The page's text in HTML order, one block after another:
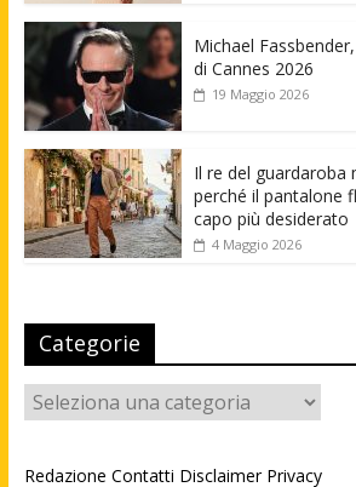
Michael
di Cannes 2026
19 Maggio 2026
Il re del guardaroba
perché il pantalone
capo più desiderato
4 Maggio 2026
Categorie
Categorie
Redazione Contatti Disclaimer Privacy